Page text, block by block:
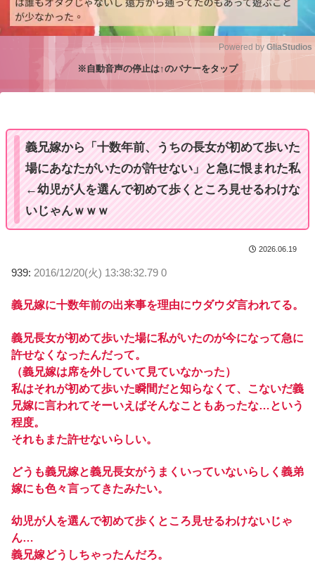
Powered by GliaStudios
※自動音声の停止は↑のバナーをタップ
義兄嫁から「十数年前、うちの長女が初めて歩いた
場にあなたがいたのが許せない」と急に恨まれた私
←幼児が人を選んで初めて歩くところ見せるわけな
いじゃんｗｗｗ
2026.06.19
939: 2016/12/20(火) 13:38:32.79 0
義兄嫁に十数年前の出来事を理由にウダウダ言われてる。
義兄長女が初めて歩いた場に私がいたのが今になって急に
許せなくなったんだって。
（義兄嫁は席を外していて見ていなかった）
私はそれが初めて歩いた瞬間だと知らなくて、こないだ義
兄嫁に言われてそーいえばそんなこともあったな…という
程度。
それもまた許せないらしい。
どうも義兄嫁と義兄長女がうまくいっていないらしく義弟
嫁にも色々言ってきたみたい。
幼児が人を選んで初めて歩くところ見せるわけないじゃ
ん…
義兄嫁どうしちゃったんだろ。